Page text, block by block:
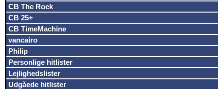
CB The Rock
CB 25+
CB TimeMachine
vancairo
Philip
Personlige hitlister
Lejlighedslister
Udgåede hitlister